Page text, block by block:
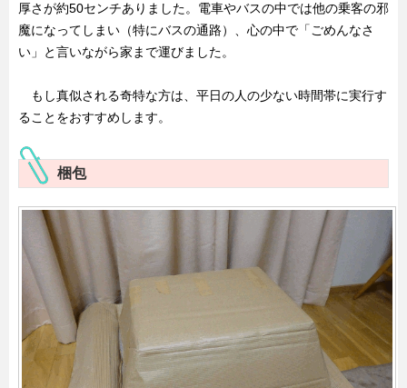
厚さが約50センチありました。電車やバスの中では他の乗客の邪
魔になってしまい（特にバスの通路）、心の中で「ごめんなさ
い」と言いながら家まで運びました。
もし真似される奇特な方は、平日の人の少ない時間帯に実行す
ることをおすすめします。
梱包